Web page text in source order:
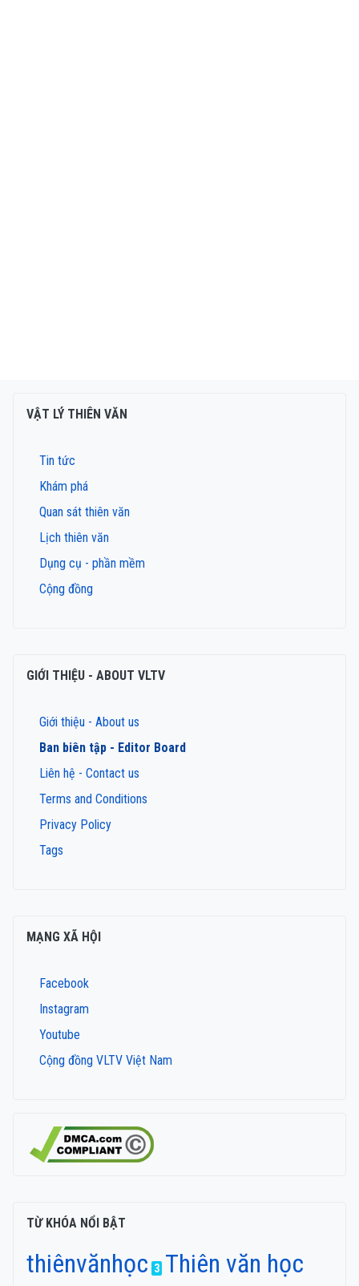
VẬT LÝ THIÊN VĂN
Tin tức
Khám phá
Quan sát thiên văn
Lịch thiên văn
Dụng cụ - phần mềm
Cộng đồng
GIỚI THIỆU - ABOUT VLTV
Giới thiệu - About us
Ban biên tập - Editor Board
Liên hệ - Contact us
Terms and Conditions
Privacy Policy
Tags
MẠNG XÃ HỘI
Facebook
Instagram
Youtube
Cộng đồng VLTV Việt Nam
TỪ KHÓA NỔI BẬT
thiênvănhọc 3 Thiên văn học